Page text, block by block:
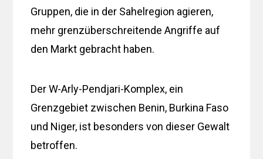
Gruppen, die in der Sahelregion agieren,
mehr grenzüberschreitende Angriffe auf
den Markt gebracht haben.
Der W-Arly-Pendjari-Komplex, ein
Grenzgebiet zwischen Benin, Burkina Faso
und Niger, ist besonders von dieser Gewalt
betroffen.